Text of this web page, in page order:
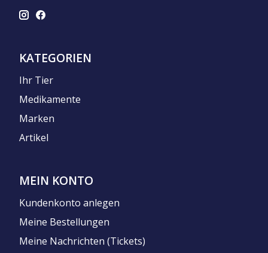
KATEGORIEN
Ihr Tier
Medikamente
Marken
Artikel
MEIN KONTO
Kundenkonto anlegen
Meine Bestellungen
Meine Nachrichten (Tickets)